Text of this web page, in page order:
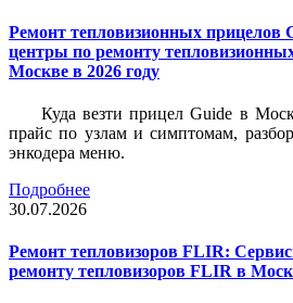
Ремонт тепловизионных прицелов
центры по ремонту
Москве в 2026 году
Куда везти прицел Guide в
прайс по узлам и симптомам,
энкодера меню.
Подробнее
30.07.2026
Ремонт тепловизоров FLIR:
ремонту тепловизоров FLIR в